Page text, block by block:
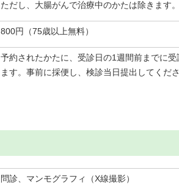
ただし、大腸がんで治療中のかたは除きます。
800円（75歳以上無料）
予約されたかたに、受診日の1週間前までに
ます。事前に採便し、検診当日提出してくださ
問診、マンモグラフィ（X線撮影）